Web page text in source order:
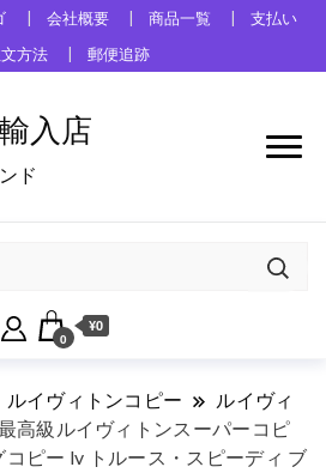
会社概要 商品一覧
支払い
方法
郵便追跡
入店
ド
0
¥0
ルイヴィトンコピー
ルイヴィ
高級ルイヴィトンスーパーコピ
ピー lv トルース・スピーディ ブ